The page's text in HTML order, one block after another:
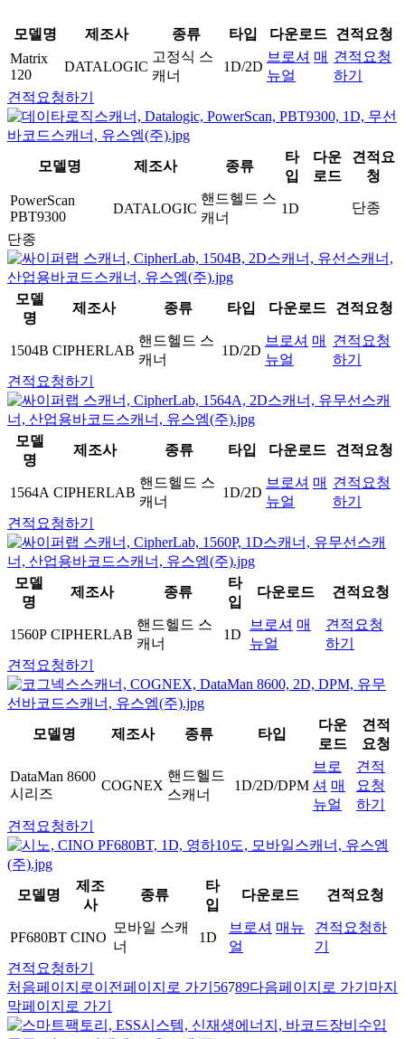
모델명 제조사 종류 타입 다운로드 견적요청
Matrix
120
DATALOGIC
고정식 스
캐너
1D/2D
브로셔 매
뉴얼
견적요청
하기
견적요청하기
모델명 제조사 종류
타
입
다운
로드
견적요
청
PowerScan
PBT9300
DATALOGIC
핸드헬드 스
캐너
1D 단종
단종
모델
명
제조사 종류 타입 다운로드 견적요청
1504B CIPHERLAB
핸드헬드 스
캐너
1D/2D
브로셔 매
뉴얼
견적요청
하기
견적요청하기
모델
명
제조사 종류 타입 다운로드 견적요청
1564A CIPHERLAB
핸드헬드 스
캐너
1D/2D
브로셔 매
뉴얼
견적요청
하기
견적요청하기
모델
명
제조사 종류
타
입
다운로드 견적요청
1560P CIPHERLAB
핸드헬드 스
캐너
1D
브로셔 매
뉴얼
견적요청
하기
견적요청하기
모델명 제조사 종류 타입
다운
로드
견적
요청
DataMan 8600
시리즈
COGNEX
핸드헬드
스캐너
1D/2D/DPM
브로
셔 매
뉴얼
견적
요청
하기
견적요청하기
모델명
제조
사
종류
타
입
다운로드 견적요청
PF680BT CINO
모바일 스캐
너
1D
브로셔 매뉴
얼
견적요청하
기
견적요청하기
처음페이지로이전페이지로 가기 56789다음페이지로 가기 마지
막페이지로 가기